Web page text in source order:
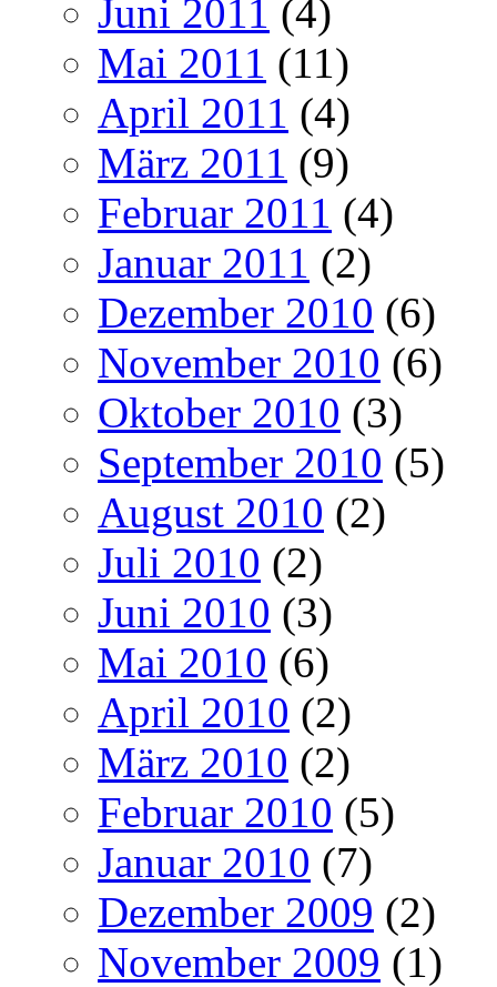
Juni 2011 (4)
Mai 2011 (11)
April 2011 (4)
März 2011 (9)
Februar 2011 (4)
Januar 2011 (2)
Dezember 2010 (6)
November 2010 (6)
Oktober 2010 (3)
September 2010 (5)
August 2010 (2)
Juli 2010 (2)
Juni 2010 (3)
Mai 2010 (6)
April 2010 (2)
März 2010 (2)
Februar 2010 (5)
Januar 2010 (7)
Dezember 2009 (2)
November 2009 (1)